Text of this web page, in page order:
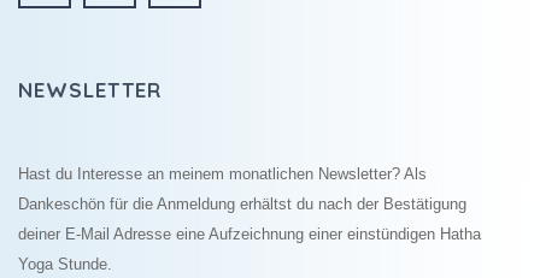
NEWSLETTER
Hast du Interesse an meinem monatlichen Newsletter? Als
Dankeschön für die Anmeldung erhältst du nach der Bestätigung
deiner E-Mail Adresse eine Aufzeichnung einer einstündigen Hatha
Yoga Stunde.